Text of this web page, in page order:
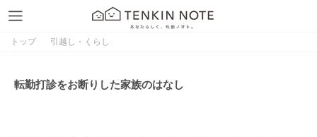
トップ 引越し・くらし
転勤打診をお断りした家族のはなし